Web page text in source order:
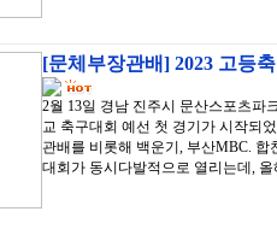
[문체부장관배] 2023 고등
2월 13일 경남 진주시 문산스포츠파
교 축구대회 예선 첫 경기가 시작되
관배를 비롯해 백운기, 부산MBC.
대회가 동시다발적으로 열리는데,